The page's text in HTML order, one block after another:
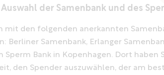
Auswahl der Samenbank und des
mit den folgenden anerkannten
Berliner Samenbank, Erlanger
Sperm Bank in Kopenhagen. Dort haben
den Spender auszuwählen, der am